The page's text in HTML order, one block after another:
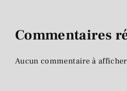
Commentaires
Aucun commentaire à